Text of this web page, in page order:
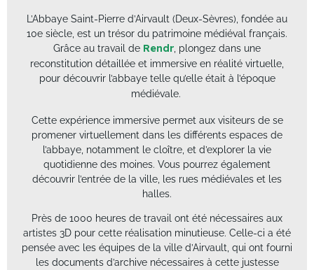
L’Abbaye Saint-Pierre d’Airvault (Deux-Sèvres), fondée au
10e siècle, est un trésor du patrimoine médiéval français.
Grâce au travail de Rendr , plongez dans une
reconstitution détaillée et immersive en réalité virtuelle,
pour découvrir l’abbaye telle qu’elle était à l’époque
médiévale.
Cette expérience immersive permet aux visiteurs de se
promener virtuellement dans les différents espaces de
l’abbaye, notamment le cloître, et d’explorer la vie
quotidienne des moines. Vous pourrez également
découvrir l’entrée de la ville, les rues médiévales et les
halles.
Près de 1000 heures de travail ont été nécessaires aux
artistes 3D pour cette réalisation minutieuse. Celle-ci a été
pensée avec les équipes de la ville d’Airvault, qui ont fourni
les documents d’archive nécessaires à cette justesse